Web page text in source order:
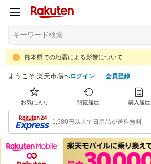
熊本県での地震による影響について
ようこそ 楽天市場へログイン 会員登録
お気に入り 閲覧履歴 購入履歴
1,980円以上で日用品が送料無料